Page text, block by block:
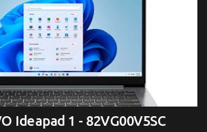
Ideapad 1 - 82VG00V5SC